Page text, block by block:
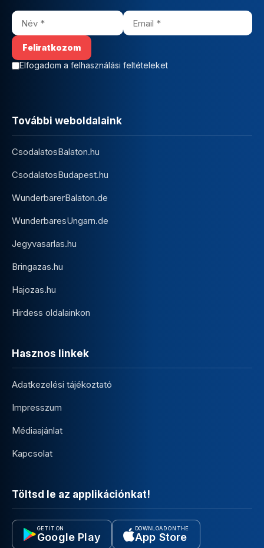
Elfogadom a felhasználási feltételeket
További weboldalaink
CsodalatosBalaton.hu
CsodalatosBudapest.hu
WunderbarerBalaton.de
WunderbaresUngarn.de
Jegyvasarlas.hu
Bringazas.hu
Hajozas.hu
Hirdess oldalainkon
Hasznos linkek
Adatkezelési tájékoztató
Impresszum
Médiaajánlat
Kapcsolat
Töltsd le az applikációnkat!
GET IT ON
Google Play
DOWNLOAD ON THE
App Store